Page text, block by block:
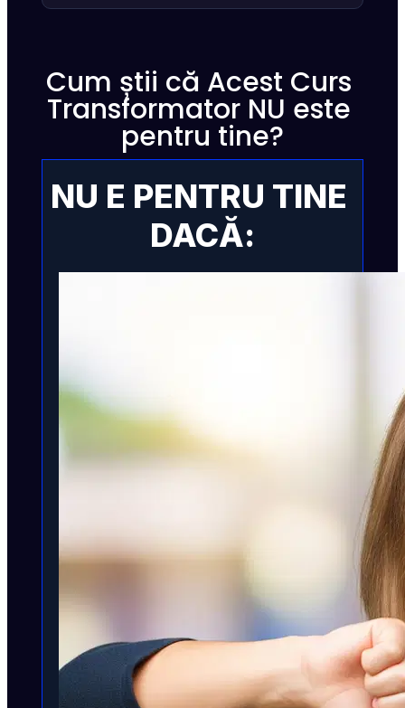
NU E PENTRU TINE
DACĂ:
Cum știi că Acest Curs
Transformator NU este
pentru tine?